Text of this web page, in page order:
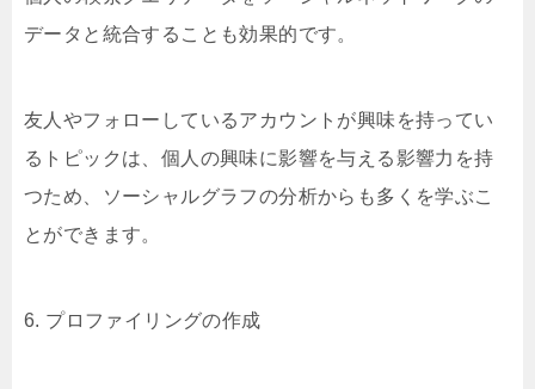
データと統合することも効果的です。
友人やフォローしているアカウントが興味を持ってい
るトピックは、個人の興味に影響を与える影響力を持
つため、ソーシャルグラフの分析からも多くを学ぶこ
とができます。
6. プロファイリングの作成